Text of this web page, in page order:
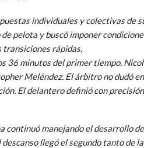
individuales y colectivas de
pelota y buscó imponer
transiciones rápidas.
36 minutos del primer tiempo.
Meléndez. El árbitro no dudó
El delantero definió con
continuó manejando el desarrollo
llegó el segundo tanto de